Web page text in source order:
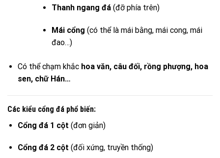
Thanh ngang đá(đỡ phía trên)
Mái cổng (có thể là mái bằng, mái cong, mái
đao…)
Có thể chạm khắc hoa văn, câu đối, rồng phượng, hoa
sen, chữ Hán…
Các kiểu cổng đá phổ biến:
Cổng đá 1 cột (đơn giản)
Cổng đá 2 cột (đối xứng, truyền thống)